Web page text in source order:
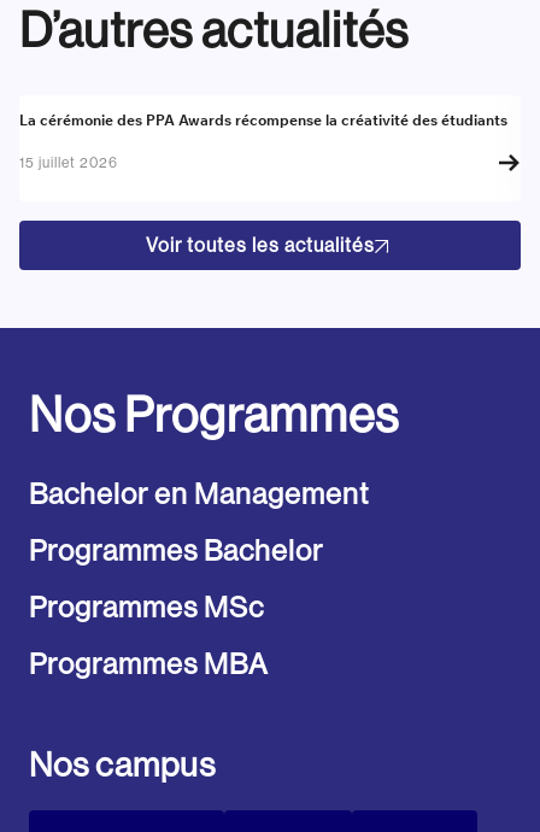
D’autres actualités
Actualité
La cérémonie des PPA Awards récompense la créativité des étudiants
15 juillet 2026
Voir toutes les actualités
Nos Programmes
Bachelor en Management
Programmes Bachelor
Programmes MSc
Programmes MBA
Nos campus